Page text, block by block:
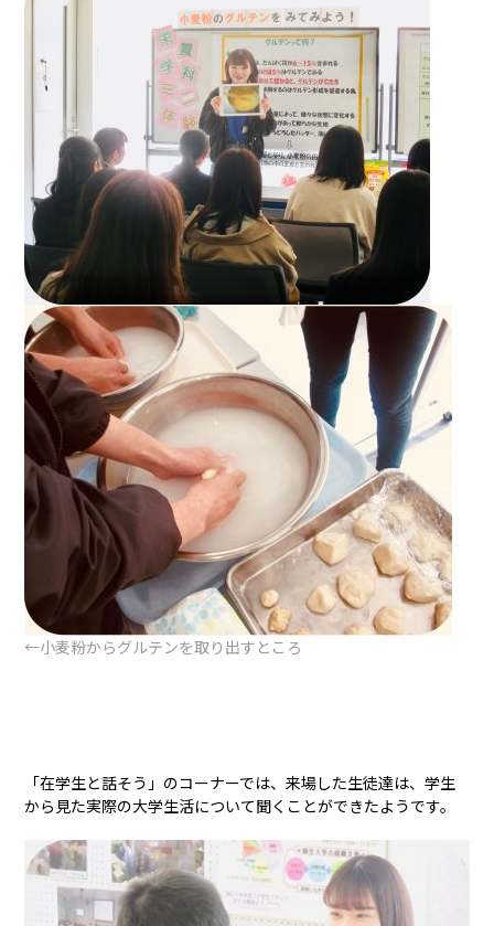
←小麦粉からグルテンを取り出すところ
「在学生と話そう」のコーナーでは、来場した生徒達は、学生
から見た実際の大学生活について聞くことができたようです。